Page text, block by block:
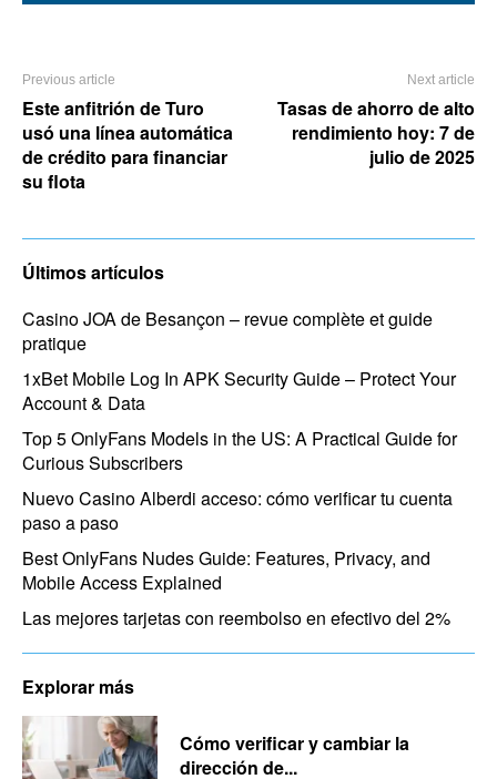
Previous article
Este anfitrión de Turo
usó una línea automática
de crédito para financiar
su flota
Next article
Tasas de ahorro de alto
rendimiento hoy: 7 de
julio de 2025
Últimos artículos
Casino JOA de Besançon – revue complète et guide
pratique
1xBet Mobile Log In APK Security Guide – Protect Your
Account & Data
Top 5 OnlyFans Models in the US: A Practical Guide for
Curious Subscribers
Nuevo Casino Alberdi acceso: cómo verificar tu cuenta
paso a paso
Best OnlyFans Nudes Guide: Features, Privacy, and
Mobile Access Explained
Las mejores tarjetas con reembolso en efectivo del 2%
Explorar más
Cómo verificar y cambiar la
dirección de...